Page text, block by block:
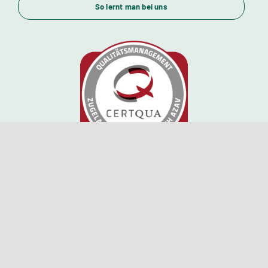
Standorte
So lernt man bei uns